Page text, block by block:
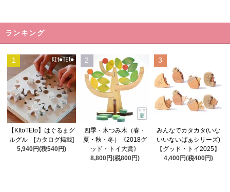
ランキング
1
【KItoTEto】はぐるまグ
ルグル [カタログ掲載]
5,940円(税540円)
2
四季・木つみ木（春・
夏・秋・冬）《2018グ
ッド・トイ大賞》
8,800円(税800円)
3
みんなでカタカタ(いな
いいないばぁシリーズ)
【グッド・トイ2025】
4,400円(税400円)